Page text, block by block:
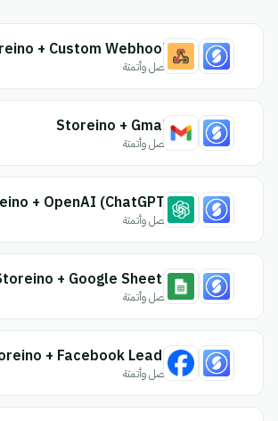
+ Custom Webhook
اتصل وأتمتة
Storeino + Gmail
اتصل وأتمتة
+ OpenAI (ChatGPT)
اتصل وأتمتة
+ Google Sheets
اتصل وأتمتة
+ Facebook Leads
اتصل وأتمتة